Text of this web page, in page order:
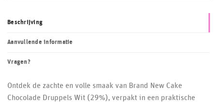
Beschrijving
Aanvullende informatie
Vragen?
Ontdek de zachte en volle smaak van Brand New Cake
Chocolade Druppels Wit (29%), verpakt in een praktische